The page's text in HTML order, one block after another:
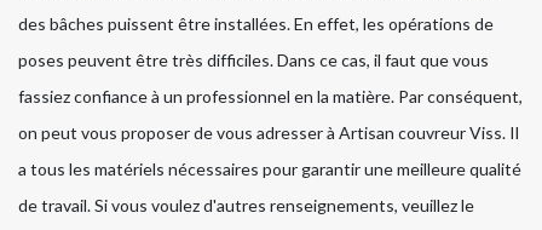
des bâches puissent être installées. En effet, les opérations de
poses peuvent être très difficiles. Dans ce cas, il faut que vous
fassiez confiance à un professionnel en la matière. Par conséquent,
on peut vous proposer de vous adresser à Artisan couvreur Viss. Il
a tous les matériels nécessaires pour garantir une meilleure qualité
de travail. Si vous voulez d'autres renseignements, veuillez le